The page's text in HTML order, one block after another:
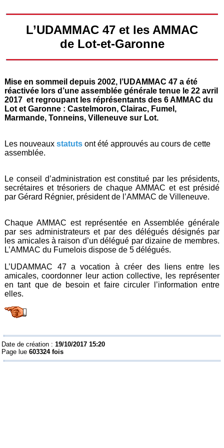
L’UDAMMAC 47 et les AMMAC
de Lot-et-Garonne
Mise en sommeil depuis 2002, l’UDAMMAC 47 a été
réactivée lors d’une assemblée générale tenue le 22 avril
2017 et regroupant les réprésentants des 6 AMMAC du
Lot et Garonne : Castelmoron, Clairac, Fumel,
Marmande, Tonneins, Villeneuve sur Lot.
Les nouveauxstatuts ont été approuvés au cours de cette
assemblée.
Le conseil d’administration est constitué par les présidents,
secrétaires et trésoriers de chaque AMMAC et est présidé
par Gérard Régnier, président de l’AMMAC de Villeneuve.
Chaque AMMAC est représentée en Assemblée générale
par ses administrateurs et par des délégués désignés par
les amicales à raison d’un délégué par dizaine de membres.
L’AMMAC du Fumelois dispose de 5 délégués.
L’UDAMMAC 47 a vocation à créer des liens entre les
amicales, coordonner leur action collective, les représenter
en tant que de besoin et faire circuler l’information entre
elles.
Date de création :19/10/2017 15:20
Page lue603324 fois